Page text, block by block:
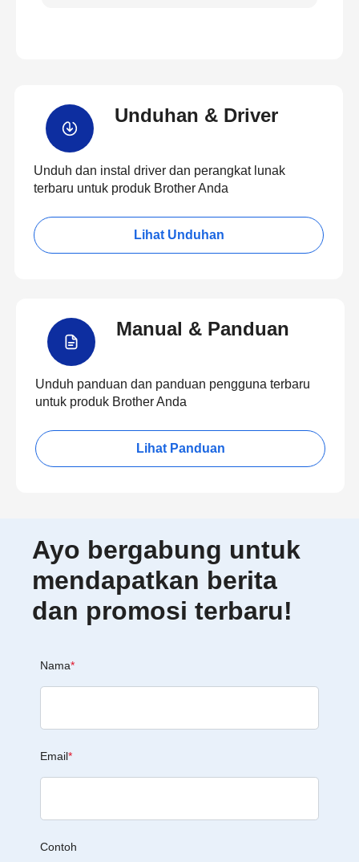
Unduhan & Driver
Unduh dan instal driver dan perangkat lunak
terbaru untuk produk Brother Anda
Lihat Unduhan
Manual & Panduan
Unduh panduan dan panduan pengguna terbaru
untuk produk Brother Anda
Lihat Panduan
Ayo bergabung untuk
mendapatkan berita
dan promosi terbaru!
Nama*
Email*
Contoh